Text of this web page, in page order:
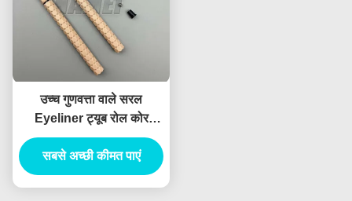
उच्च गुणवत्ता वाले सरल
Eyeliner ट्यूब रोल कोर
Eyeliner कंटेनर कॉस्मेटिक
पैकेजिंग
सबसे अच्छी कीमत पाएं